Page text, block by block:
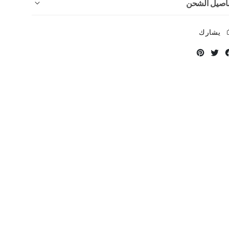
الشحن
يشارك
Facebook
Twitter
Instagram